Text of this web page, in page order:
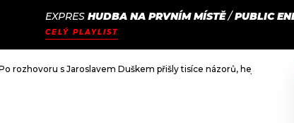
JAK
NALADIT
EXPRES HUDBA NA PRVNÍM MÍSTĚ/PUBLIC
CELÝ PLAYLIST
rozhovoru s Jaroslavem Duškem přišly tisíce názorů, hejtů,